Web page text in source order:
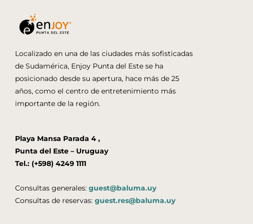
Localizado en una de las ciudades más sofisticadas
de Sudamérica, Enjoy Punta del Este se ha
posicionado desde su apertura, hace más de 25
años, como el centro de entretenimiento más
importante de la región.
Playa Mansa Parada 4 ,
Punta del Este – Uruguay
Tel.: (+598) 4249 1111
Consultas generales: guest@baluma.uy
Consultas de reservas: guest.res@baluma.uy